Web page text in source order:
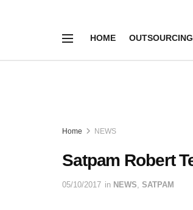
HOME OUTSOURCING
Home NEWS
Satpam Robert
05/10/2017 in NEWS, SATPAM